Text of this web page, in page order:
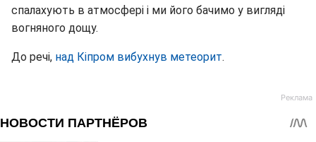
спалахують в атмосфері і ми його бачимо у вигляді
вогняного дощу.
До речі, над Кіпром вибухнув метеорит.